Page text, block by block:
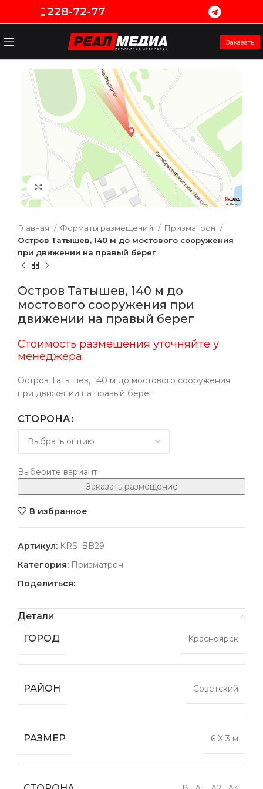
228-72-77
Заказать
Увеличить
Главная Форматы размещений
Призматрон
Остров Татышев, 140 м до мостового сооружения
при движении на правый берег
Остров Татышев, 140 м до
мостового сооружения при
движении на правый берег
Стоимость размещения уточняйте у
менеджера
Остров Татышев, 140 м до мостового сооружения
при движении на правый берег
СТОРОНА
Выберите вариант
Заказать размещение
В избранное
Артикул: KRS_BB29
Категория: Призматрон
Поделиться:
Детали
ГОРОД
Красноярск
РАЙОН Советский
РАЗМЕР 6 X 3 м